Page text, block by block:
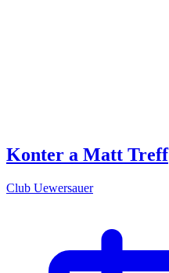
Konter a Matt Treff
Club Uewersauer